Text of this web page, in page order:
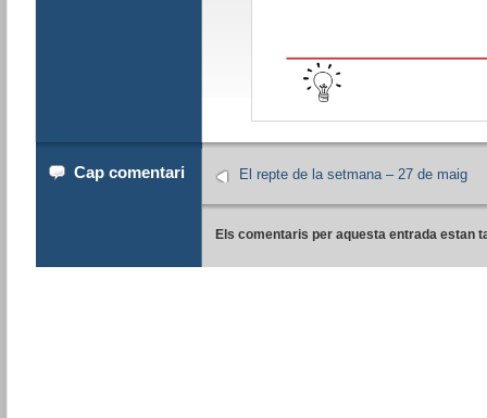
Cap comentari El repte de la setmana – 27 de maig
Els comentaris per aquesta entrada estan